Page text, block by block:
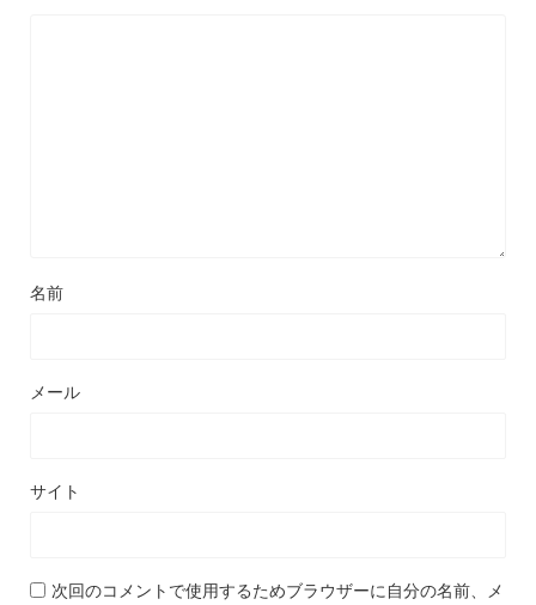
名前
メール
サイト
次回のコメントで使用するためブラウザーに自分の名前、メ